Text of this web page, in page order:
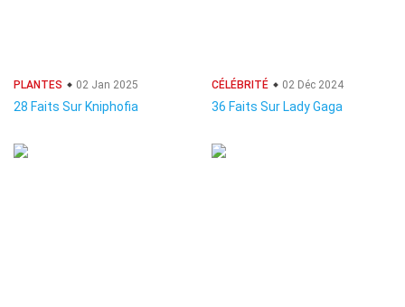
PLANTES 02 Jan 2025
28 Faits Sur Kniphofia
CÉLÉBRITÉ 02 Déc 2024
36 Faits Sur Lady Gaga